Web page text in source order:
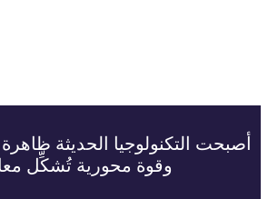
أصبحت التكنولوجيا الحديثة
وقوة محورية تُشكِّل